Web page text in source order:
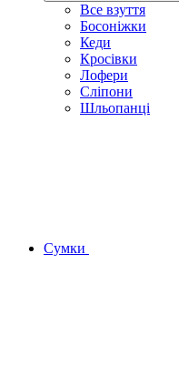
Все взуття
Босоніжки
Кеди
Кросівки
Лофери
Сліпони
Шльопанці
Сумки